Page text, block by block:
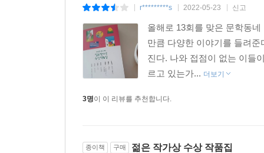
힘이 있다. _은희경(소설가)
그날에 대해 쓸 때마다 나는 어김없이 내 한계를
지우고, 어느 날은 내가 너무 성급한 나머지 우
자기변명 같다는 느낌에 지운다. 그리고 그렇
대해 쓰면 좋겠어요.(『릿터』 2021년 2/3월호)
『아무튼, 방콕』이 있다.
r*********s 2022-05-23 신고
올해로 13회를 맞은 문학동
만큼 다양한 이야기를 들려
진다. 나와 접점이 없는 이들
르고 있는가... 더보기
3명이 이 리뷰를 추천합니다.
종이책 구매 젊은 작가상 수상 작품집